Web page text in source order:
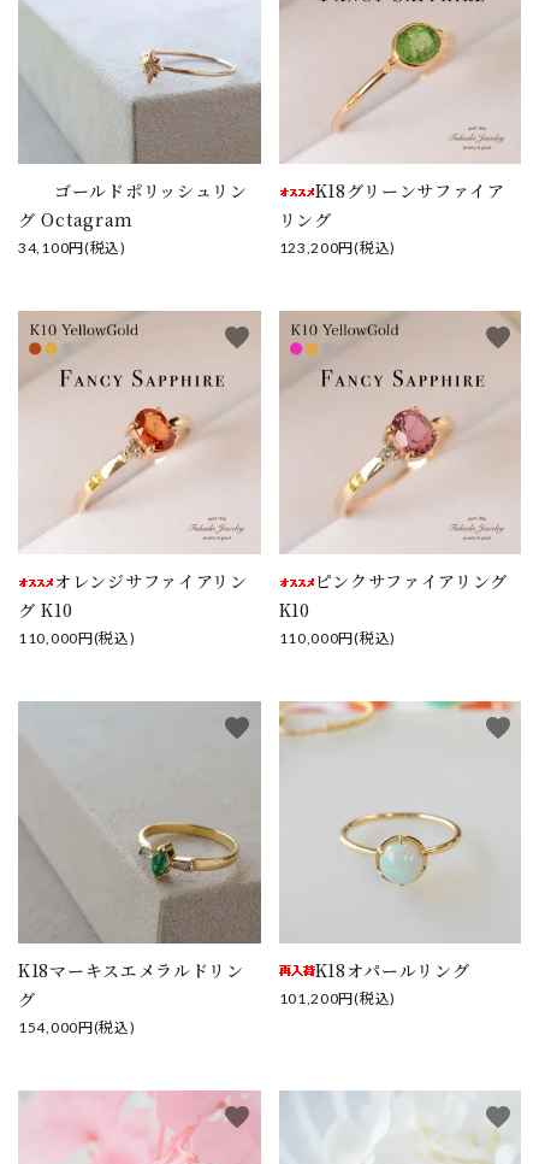
ゴールドポリッシュリン
グ Octagram
34,100円(税込)
K18グリーンサファイア
リング
123,200円(税込)
オレンジサファイアリン
グ K10
110,000円(税込)
favorite
ピンクサファイアリング
K10
110,000円(税込)
favorite
K18マーキスエメラルドリン
グ
154,000円(税込)
favorite
K18オパールリング
101,200円(税込)
favorite
favorite favorite
キーワード
カテゴリー